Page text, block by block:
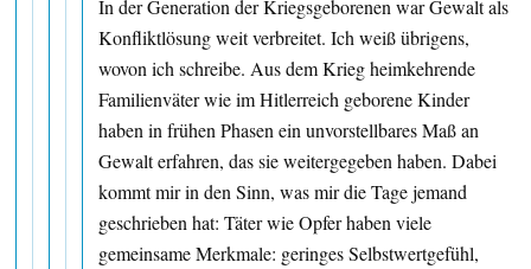
In der Generation der Kriegsgeborenen war Gewalt als
Konfliktlösung weit verbreitet. Ich weiß übrigens,
wovon ich schreibe. Aus dem Krieg heimkehrende
Familienväter wie im Hitlerreich geborene Kinder
haben in frühen Phasen ein unvorstellbares Maß an
Gewalt erfahren, das sie weitergegeben haben. Dabei
kommt mir in den Sinn, was mir die Tage jemand
geschrieben hat: Täter wie Opfer haben viele
gemeinsame Merkmale: geringes Selbstwertgefühl,